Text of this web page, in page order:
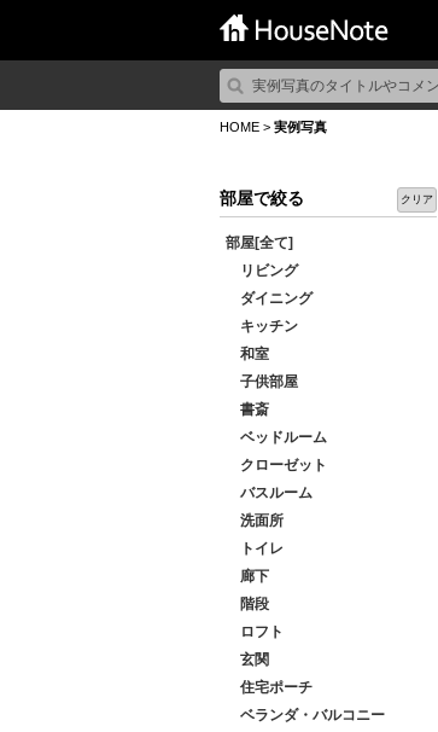
HOME > 実例写真
部屋で絞る クリア
部屋[全て]
リビング
ダイニング
キッチン
和室
子供部屋
書斎
ベッドルーム
クローゼット
バスルーム
洗面所
トイレ
廊下
階段
ロフト
玄関
住宅ポーチ
ベランダ・バルコニー